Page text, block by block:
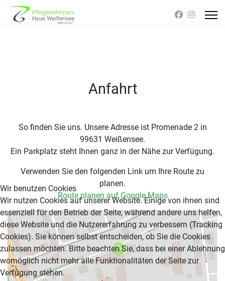
Anfahrt
So finden Sie uns. Unsere Adresse ist Promenade 2 in
99631 Weißensee.
Ein Parkplatz steht Ihnen ganz in der Nähe zur Verfügung.
Verwenden Sie den folgenden Link um Ihre Route zu
planen.
Route planen auf Google Maps
Wir benutzen Cookies
Wir nutzen Cookies auf unserer Website. Einige von ihnen sind
essenziell für den Betrieb der Seite, während andere uns helfen,
diese Website und die Nutzererfahrung zu verbessern (Tracking
Cookies). Sie können selbst entscheiden, ob Sie die Cookies
zulassen möchten. Bitte beachten Sie, dass bei einer Ablehnung
womöglich nicht mehr alle Funktionalitäten der Seite zur
Verfügung stehen.